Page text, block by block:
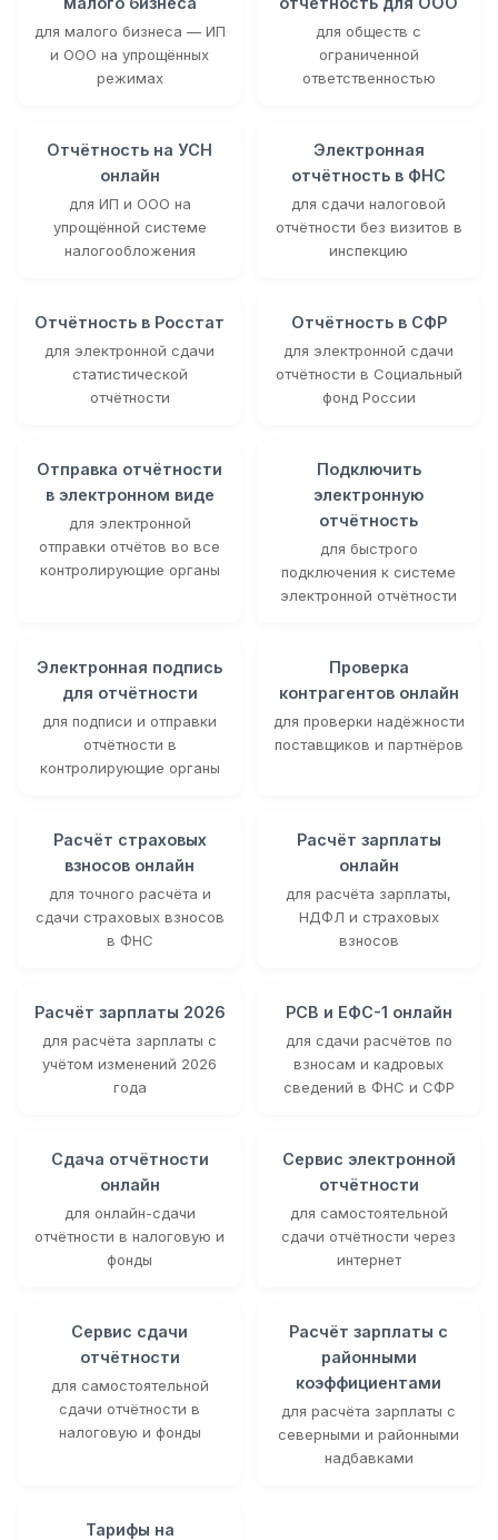
для малого бизнеса — ИП
и ООО на упрощённых
режимах
для обществ с
ограниченной
ответственностью
Отчётность на УСН
онлайн
для ИП и ООО на
упрощённой системе
налогообложения
Электронная
отчётность в ФНС
для сдачи налоговой
отчётности без визитов в
инспекцию
Отчётность в Росстат
для электронной сдачи
статистической
отчётности
Отчётность в СФР
для электронной сдачи
отчётности в Социальный
фонд России
Отправка отчётности
в электронном виде
для электронной
отправки отчётов во все
контролирующие органы
Подключить
электронную
отчётность
для быстрого
подключения к системе
электронной отчётности
Электронная подпись
для отчётности
для подписи и отправки
отчётности в
контролирующие органы
Проверка
контрагентов онлайн
для проверки надёжности
поставщиков и партнёров
Расчёт страховых
взносов онлайн
для точного расчёта и
сдачи страховых взносов
в ФНС
Расчёт зарплаты
онлайн
для расчёта зарплаты,
НДФЛ и страховых
взносов
Расчёт зарплаты 2026
для расчёта зарплаты с
учётом изменений 2026
года
РСВ и ЕФС-1 онлайн
для сдачи расчётов по
взносам и кадровых
сведений в ФНС и СФР
Сдача отчётности
онлайн
для онлайн-сдачи
отчётности в налоговую и
фонды
Сервис электронной
отчётности
для самостоятельной
сдачи отчётности через
интернет
Сервис сдачи
отчётности
для самостоятельной
сдачи отчётности в
налоговую и фонды
Расчёт зарплаты с
районными
коэффициентами
для расчёта зарплаты с
северными и районными
надбавками
Тарифы на